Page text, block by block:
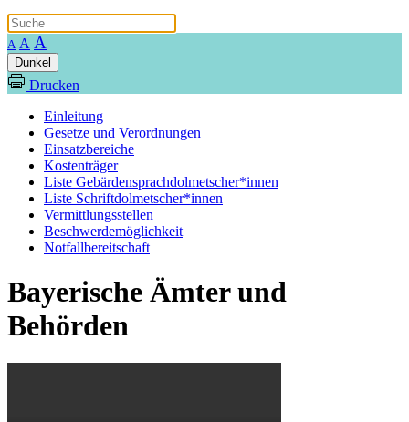
A A A
Dunkel
Drucken
Einleitung
Gesetze und Verordnungen
Einsatzbereiche
Kostenträger
Liste Gebärdensprachdolmetscher*innen
Liste Schriftdolmetscher*innen
Vermittlungsstellen
Beschwerdemöglichkeit
Notfallbereitschaft
Bayerische Ämter und
Behörden